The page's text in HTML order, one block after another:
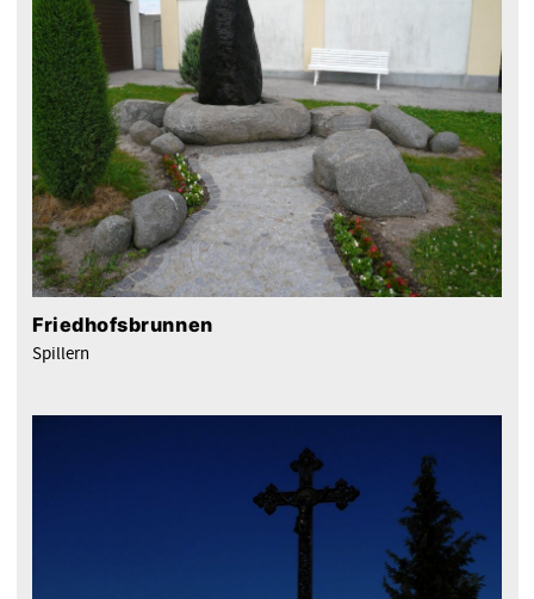
Friedhofsbrunnen
Spillern